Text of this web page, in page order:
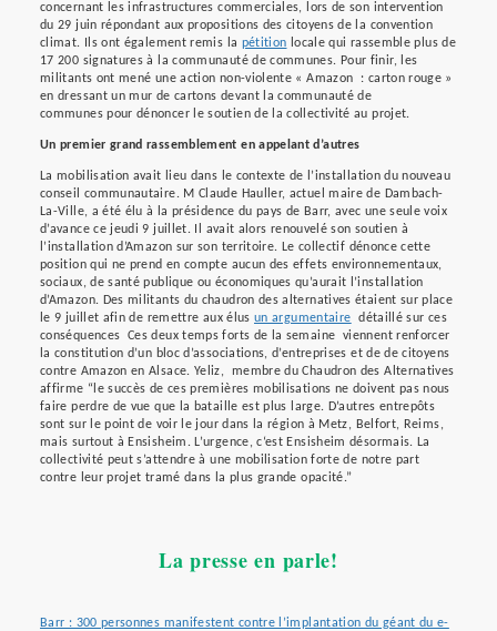
concernant les infrastructures commerciales, lors de son intervention
du 29 juin répondant aux propositions des citoyens de la convention
climat. Ils ont également remis la pétition locale qui rassemble plus de
17 200 signatures à la communauté de communes. Pour finir, les
militants ont mené une action non-violente « Amazon : carton rouge »
en dressant un mur de cartons devant la communauté de
communes pour dénoncer le soutien de la collectivité au projet.
Un premier grand rassemblement en appelant d’autres
La mobilisation avait lieu dans le contexte de l’installation du nouveau
conseil communautaire. M Claude Hauller, actuel maire de Dambach-
La-Ville, a été élu à la présidence du pays de Barr, avec une seule voix
d’avance ce jeudi 9 juillet. Il avait alors renouvelé son soutien à
l’installation d’Amazon sur son territoire. Le collectif dénonce cette
position qui ne prend en compte aucun des effets environnementaux,
sociaux, de santé publique ou économiques qu’aurait l’installation
d’Amazon. Des militants du chaudron des alternatives étaient sur place
le 9 juillet afin de remettre aux élusun argumentaire détaillé sur ces
conséquences Ces deux temps forts de la semaine viennent renforcer
la constitution d’un bloc d’associations, d’entreprises et de de citoyens
contre Amazon en Alsace. Yeliz, membre du Chaudron des Alternatives
affirme “le succès de ces premières mobilisations ne doivent pas nous
faire perdre de vue que la bataille est plus large. D’autres entrepôts
sont sur le point de voir le jour dans la région à Metz, Belfort, Reims,
mais surtout à Ensisheim. L’urgence, c‘est Ensisheim désormais. La
collectivité peut s’attendre à une mobilisation forte de notre part
contre leur projet tramé dans la plus grande opacité.”
La presse en parle!
Barr : 300 personnes manifestent contre l’implantation du géant du e-